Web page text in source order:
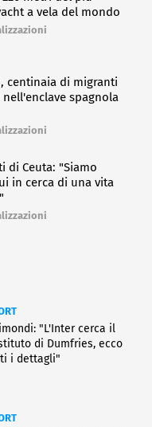
a vela del mondo
centinaia di migranti
spagnola
di Ceuta: "Siamo
in cerca di una vita
"L'Inter cerca il
di Dumfries, ecco
i dettagli"